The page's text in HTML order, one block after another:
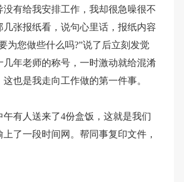
有给我安排工作，我却很急噪很不
张报纸看，说句心里话，报纸内容
为您做些什么吗?”说了后立刻发觉
年老师的称号，一时激动就给混淆
也是我走向工作做的第一件事。
有人送来了4份盒饭，这就是我们
了一段时间网。帮同事复印文件，